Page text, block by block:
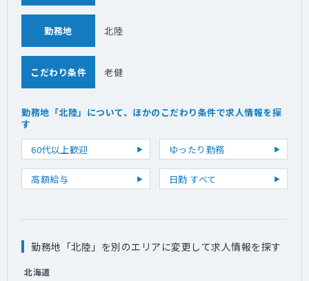
勤務地 北陸
こだわり条件 老健
勤務地「北陸」について、ほかのこだわり条件で求人情報を探
す
60代以上歓迎
ゆったり勤務
高額給与 日勤 すべて
勤務地「北陸」を別のエリアに変更して求人情報を探す
北海道